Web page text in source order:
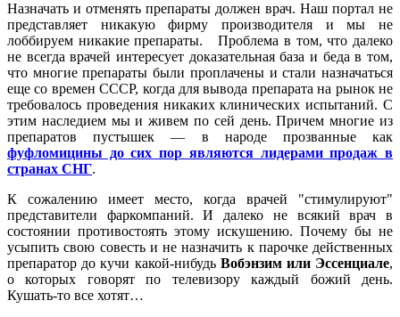
Назначать и отменять препараты должен врач. Наш портал не
представляет никакую фирму производителя и мы не
лоббируем никакие препараты. Проблема в том, что далеко
не всегда врачей интересует доказательная база и беда в том,
что многие препараты были проплачены и стали назначаться
еще со времен СССР, когда для вывода препарата на рынок не
требовалось проведения никаких клинических испытаний. С
этим наследием мы и живем по сей день. Причем многие из
препаратов пустышек — в народе прозванные как
фуфломицины до сих пор являются лидерами продаж в
странах СНГ.
К сожалению имеет место, когда врачей "стимулируют"
представители фаркомпаний. И далеко не всякий врач в
состоянии противостоять этому искушению. Почему бы не
усыпить свою совесть и не назначить к парочке действенных
препаратор до кучи какой-нибудь Вобэнзим или Эссенциале,
о которых говорят по телевизору каждый божий день.
Кушать-то все хотят…